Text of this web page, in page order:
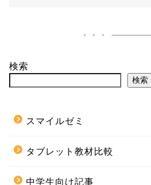
検索
検索
スマイルゼミ
タブレット教材比較
中学生向け記事